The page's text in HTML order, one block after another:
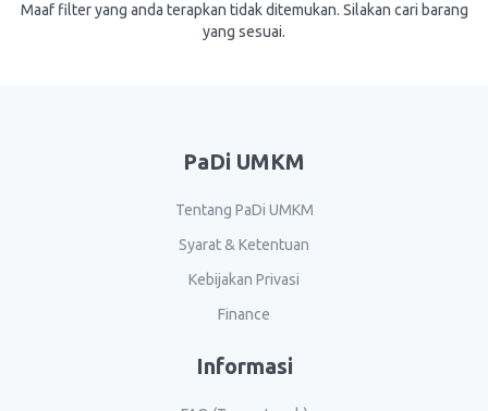
Maaf filter yang anda terapkan tidak ditemukan. Silakan cari barang
yang sesuai.
PaDi UMKM
Tentang PaDi UMKM
Syarat & Ketentuan
Kebijakan Privasi
Finance
Informasi